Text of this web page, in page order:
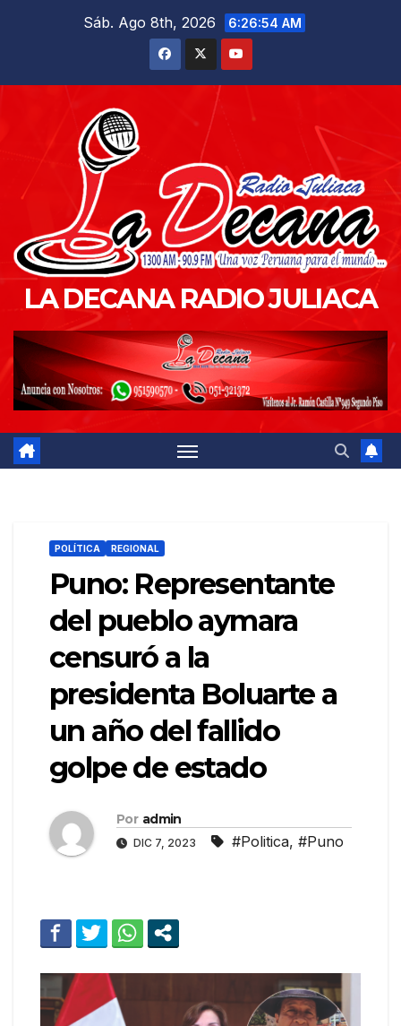
Sáb. Ago 8th, 2026 6:26:55 AM
LA DECANA RADIO JULIACA
POLÍTICA REGIONAL
Puno: Representante
del pueblo aymara
censuró a la
presidenta Boluarte a
un año del fallido
golpe de estado
Por admin
DIC 7, 2023 #Politica, #Puno